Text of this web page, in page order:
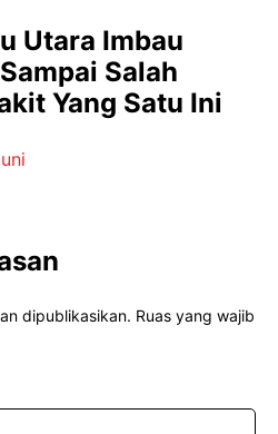
Utara Imbau
Salah
Yang Satu Ini
dipublikasikan. Ruas yang wajib